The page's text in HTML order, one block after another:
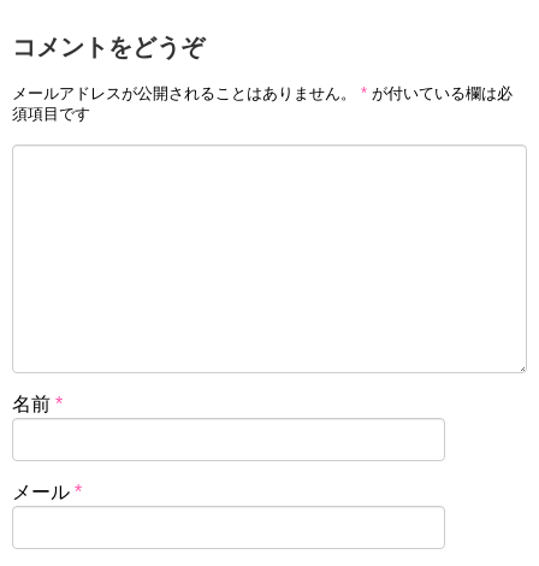
コメントをどうぞ
メールアドレスが公開されることはありません。 * が付いている欄は必
須項目です
名前 *
メール *